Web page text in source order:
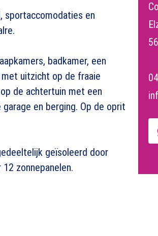
sportaccomodaties en
badkamer, een
uitzicht op de fraaie
de achtertuin met een
en berging. Op de oprit
geïsoleerd door
zonnepanelen.